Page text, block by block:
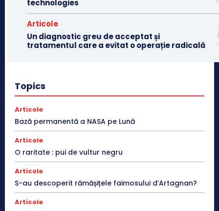
technologies
Articole
Un diagnostic greu de acceptat și
tratamentul care a evitat o operație radicală
Topics
Articole
Bază permanentă a NASA pe Lună
Articole
O raritate : pui de vultur negru
Articole
S-au descoperit rămășițele faimosului d’Artagnan?
Articole